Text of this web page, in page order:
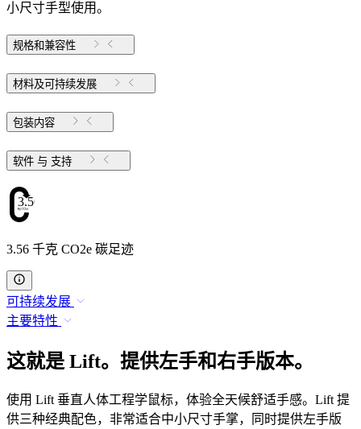
小尺寸手型使用。
规格和兼容性
材料及可持续发展
包装内容
软件 与 支持
3.56
3.56 千克 CO2e 碳足迹
可持续发展
主要特性
这就是 Lift。提供左手和右手版本。
使用 Lift 垂直人体工程学鼠标，体验全天候舒适手感。Lift 提
供三种经典配色，非常适合中小尺寸手掌，同时提供左手版